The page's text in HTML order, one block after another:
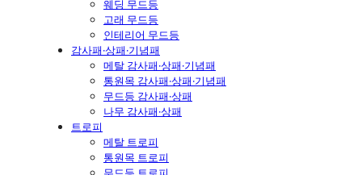
웨딩 무드등
고래 무드등
인테리어 무드등
감사패·상패·기념패
메탈 감사패·상패·기념패
통원목 감사패·상패·기념패
무드등 감사패·상패
나무 감사패·상패
트로피
메탈 트로피
통원목 트로피